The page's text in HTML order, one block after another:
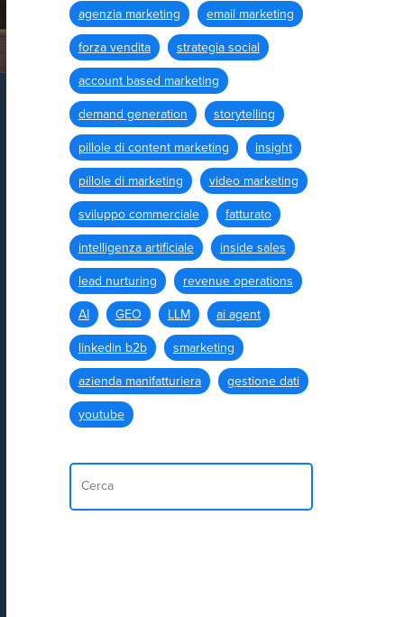
agenzia marketing email marketing
forza vendita strategia social
account based marketing
demand generation storytelling
pillole di content marketing insight
pillole di marketing video marketing
sviluppo commerciale fatturato
intelligenza artificiale inside sales
lead nurturing revenue operations
AI GEO LLM ai agent
linkedin b2b smarketing
azienda manifatturiera gestione dati
youtube